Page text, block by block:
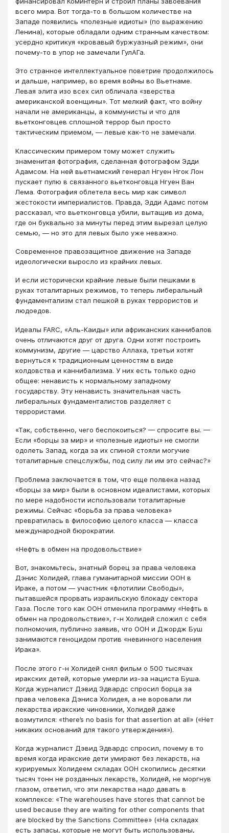
всего мира. Вот тогда-то в большом количестве на
Западе появились «полезные идиоты» (по выражению
Ленина), которые обладали одним странным качеством:
усердно критикуя «кровавый буржуазный режим», они
почему-то в упор не замечали ГулАГа.
Это странное интеллектуальное поветрие продолжилось
и дальше, например, во время войны во Вьетнаме.
Левая элита изо всех сил обличала «зверства
американской военщины». Тот мелкий факт, что войну
начали не американцы, а коммунисты и что для
вьетконговцев сплошной террор был просто
тактическим приемом, — левые как-то не замечали.
Классическим примером тому может служить
знаменитая фотография, сделанная фотографом Эдди
Адамсом. На ней вьетнамский генерал Нгуен Нгок Лон
пускает пулю в связанного вьетконговца Нгуен Ван
Лема. Фотография облетела весь мир как символ
жестокости империалистов. Правда, Эдди Адамс потом
рассказал, что вьетконговца убили, вытащив из дома,
где он буквально за минуты перед этим вырезал целую
семью, — но это для левых было уже неважно.
Современное правозащитное движение на Западе
идеологически выросло из крайних левых.
И если исторически крайние левые были пешками в
руках тоталитарных режимов, то теперь либеральный
фундаментализм стал пешкой в руках террористов и
людоедов.
Идеалы FARC, «Аль-Каиды» или африканских каннибалов
очень отличаются друг от друга. Одни хотят построить
коммунизм, другие — царство Аллаха, третьи хотят
вернуться к традиционным ценностям в виде
колдовства и каннибализма. У них есть только одно
общее: ненависть к нормальному западному
государству. Эту ненависть значительная часть
либеральных фундаменталистов разделяет с
террористами.
«Так, собственно, чего беспокоиться? — спросите вы. —
Если «борцы за мир» и «полезные идиоты» не смогли
одолеть Запад, когда за их спиной стояли могучие
тоталитарные спецслужбы, под силу ли им это сейчас?»
Проблема заключается в том, что еще полвека назад
«борцы за мир» были в основном идеалистами, которых
по мере надобности использовали тоталитарные
режимы. Сейчас «борьба за права человека»
превратилась в философию целого класса — класса
международной бюрократии.
«Нефть в обмен на продовольствие»
Вот, знакомьтесь, знатный борец за права человека
Дэнис Холидей, глава гуманитарной миссии ООН в
Ираке, а потом — участник «флотилии Свободы»,
пытавшейся прорвать израильскую блокаду сектора
Газа. После того как ООН отменила программу «Нефть в
обмен на продовольствие», г-н Холидей сложил с себя
полномочия, публично заявив, что ООН и Джордж Буш
занимаются геноцидом против «невинного населения
Ирака».
После этого г-н Холидей снял фильм о 500 тысячах
иракских детей, которые умерли из-за нациста Буша.
Когда журналист Дэвид Эдвардс спросил борца за
права человека Дэниса Холидея, а не воровали ли
лекарства иракские чиновники, Холидей даже
возмутился: «there’s no basis for that assertion at all» («Нет
никаких оснований для такого утверждения»).
Когда журналист Дэвид Эдвардс спросил, почему в то
время когда иракские дети умирают без лекарств, на
курируемых Холидеем складах ООН скопились десятки
тысяч тонн не розданных лекарств, Холидей, не моргнув
глазом, ответил, что эти лекарства надо давать в
комплексе: «The warehouses have stores that cannot be
used because they are waiting for other components that
are blocked by the Sanctions Committee» («На складах
есть запасы, которые не могут быть использованы,